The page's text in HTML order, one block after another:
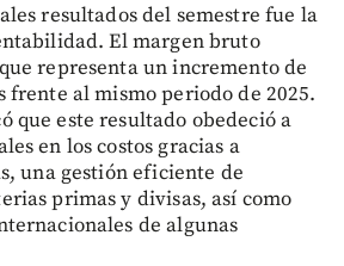
resultados del semestre fue la
El margen bruto
representa un incremento de
frente al mismo periodo de 2025.
que este resultado obedeció a
en los costos gracias a
una gestión eficiente de
primas y divisas, así como
de algunas